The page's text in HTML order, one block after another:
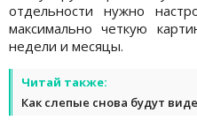
отдельности нужно
максимально четкую
недели и месяцы.
Читай также:
Как слепые снова будут